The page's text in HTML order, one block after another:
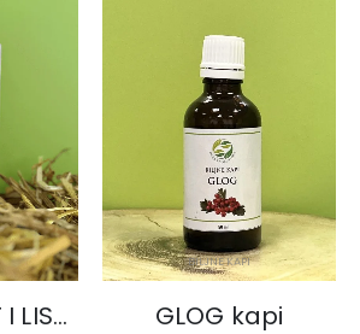
GLOG CVIJET I LIST, čaj 50 gr.
BILJNE KAPI
GLOG kapi